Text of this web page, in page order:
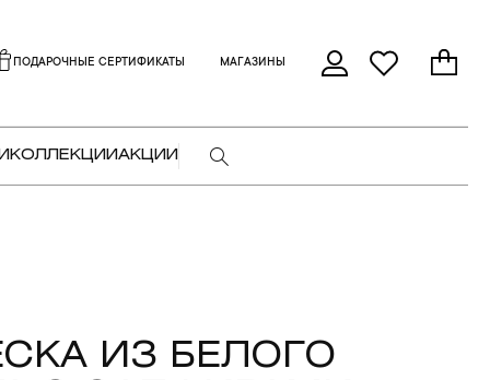
ПОДАРОЧНЫЕ СЕРТИФИКАТЫ МАГАЗИНЫ
КОЛЛЕКЦИИАКЦИИ
ИЗ БЕЛОГО